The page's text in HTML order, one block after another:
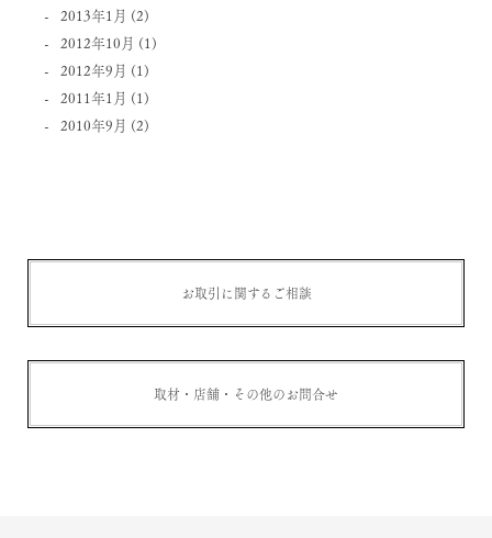
2013年1月 (2)
2012年10月 (1)
2012年9月 (1)
2011年1月 (1)
2010年9月 (2)
お取引に関するご相談
取材・店舗・その他のお問合せ